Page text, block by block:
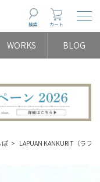
検索 カート
WORKS BLOG
ぽ LAPUAN KANKURIT（ラプ